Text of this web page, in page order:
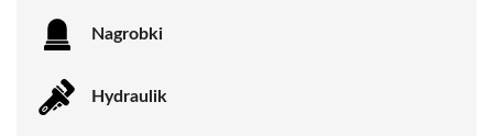
Nagrobki
Hydraulik